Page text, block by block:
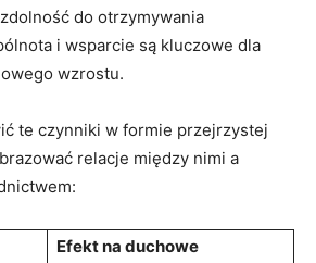
do otrzymywania
i wsparcie są kluczowe dla
wzrostu.
te czynniki‍ w formie przejrzystej
relacje między nimi a
Efekt na duchowe